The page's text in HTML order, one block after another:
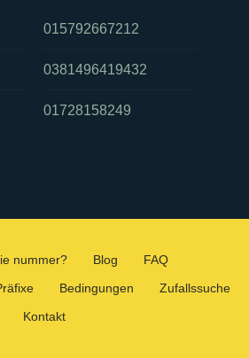
015792667212
0381496419432
01728158249
nummer? Blog
FAQ
Bedingungen
Zufallssuche
Kontakt